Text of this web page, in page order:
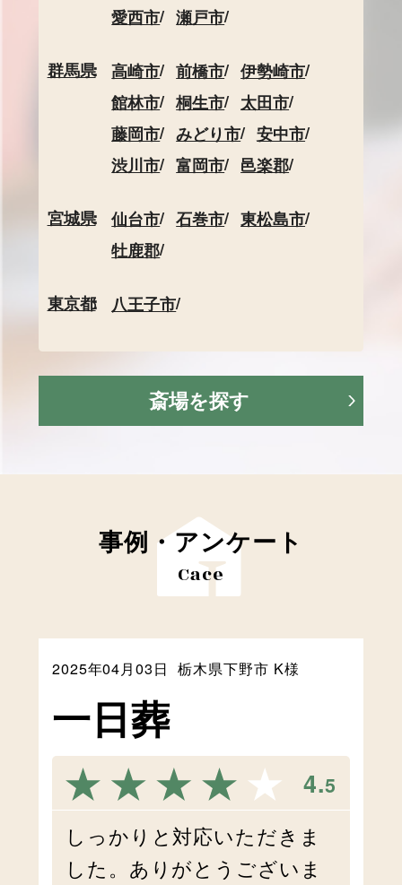
愛西市 瀬戸市
群馬県 高崎市 前橋市
伊勢崎市
館林市
桐生市
太田市
藤岡市
みどり市
安中市
渋川市
富岡市 邑楽郡
宮城県 仙台市 石巻市
東松島市
牡鹿郡
東京都 八王子市
斎場を探す
事例・アンケート
Cace
2025年04月03日 栃木県下野市 K様
⼀⽇葬
4.5
しっかりと対応いただきま
した。ありがとうございま